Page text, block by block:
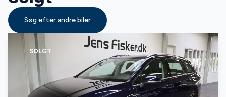
SOLGT
Søg efter andre biler